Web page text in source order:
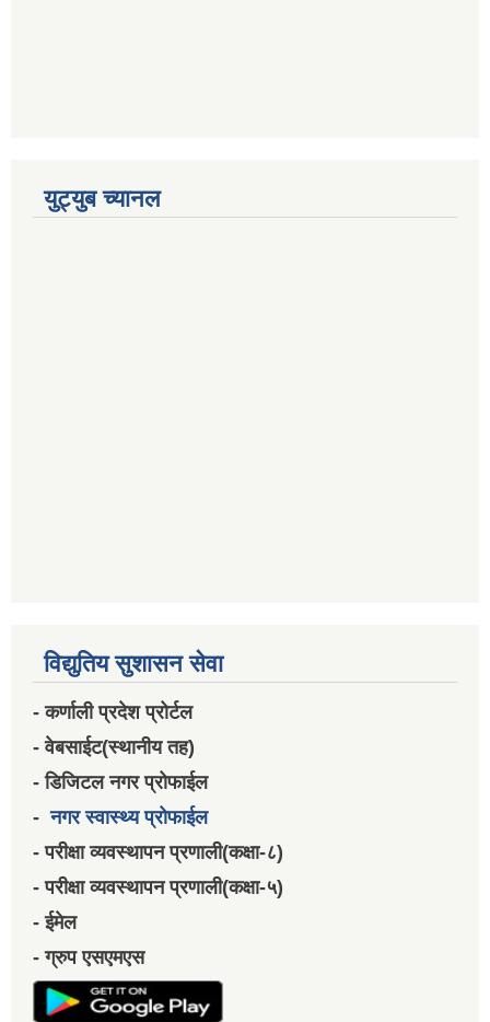
युट्युब च्यानल
विद्युतिय सुशासन सेवा
- कर्णाली प्रदेश प्रोर्टल
- वेबसाईट(स्थानीय तह)
- डिजिटल नगर प्रोफाईल
-नगर स्वास्थ्य प्रोफाईल
- परीक्षा व्यवस्थापन प्रणाली(कक्षा-८)
- परीक्षा व्यवस्थापन प्रणाली(कक्षा-५)
- ईमेल
- ग्रुप एसएमएस